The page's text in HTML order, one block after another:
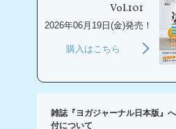
Vol.101
2026年06月19日(金)発売！
購入はこちら
雑誌『ヨガジャーナル日本版』
付について